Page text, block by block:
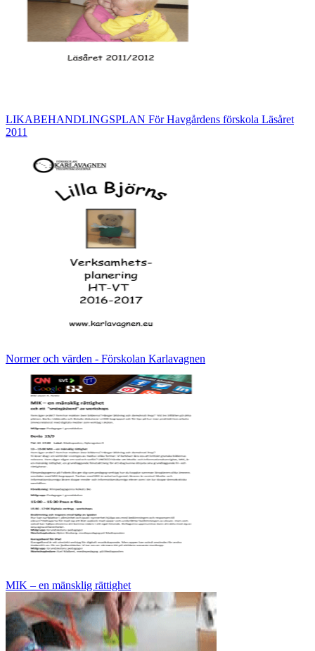
LIKABEHANDLINGSPLAN För Havgårdens förskola Läsåret
2011
Normer och värden - Förskolan Karlavagnen
MIK – en mänsklig rättighet